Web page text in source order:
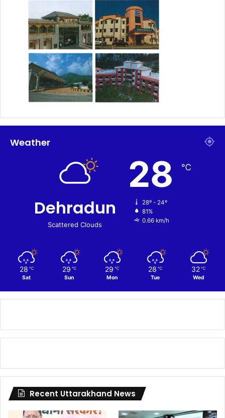
Weather
Dehradun
Scattered Clouds
28 ℃
28º - 24º
81%
0.66 km/h
28 ℃
Sat
29 ℃
Sun
29 ℃
Mon
28 ℃
Tue
32 ℃
Wed
Recent Uttarakhand News